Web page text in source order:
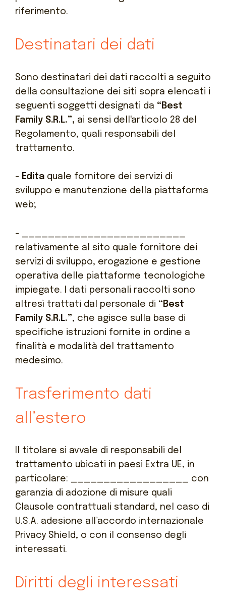
riferimento.
Destinatari dei dati
Sono destinatari dei dati raccolti a seguito
della consultazione dei siti sopra elencati i
seguenti soggetti designati da “Best
Family S.R.L.”, ai sensi dell'articolo 28 del
Regolamento, quali responsabili del
trattamento.
- Edita quale fornitore dei servizi di
sviluppo e manutenzione della piattaforma
web;
- _________________________
relativamente al sito quale fornitore dei
servizi di sviluppo, erogazione e gestione
operativa delle piattaforme tecnologiche
impiegate.
I dati personali raccolti sono
altresì trattati dal personale di “Best
Family S.R.L.”, che agisce sulla base di
specifiche istruzioni fornite in ordine a
finalità e modalità del trattamento
medesimo.
Trasferimento dati
all’estero
Il titolare si avvale di responsabili del
trattamento ubicati in paesi Extra UE, in
particolare: __________________ con
garanzia di adozione di misure quali
Clausole contrattuali standard, nel caso di
U.S.A. adesione all’accordo internazionale
Privacy Shield, o con il consenso degli
interessati.
Diritti degli interessati